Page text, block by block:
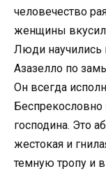
человечество
женщины
Люди научились
Азазелло по
Он всегда
Беспрекословно
господина. Это
жестокая и
темную тропу и